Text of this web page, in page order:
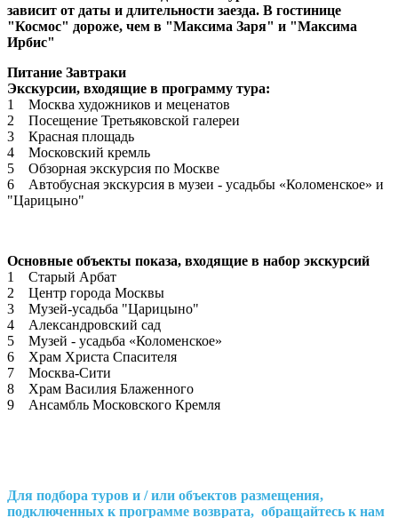
зависит от даты и длительности заезда. В гостинице
"Космос" дороже, чем в "Максима Заря" и "Максима
Ирбис"
Питание Завтраки
Экскурсии, входящие в программу тура:
1 Москва художников и меценатов
2 Посещение Третьяковской галереи
3 Красная площадь
4 Московский кремль
5 Обзорная экскурсия по Москве
6 Автобусная экскурсия в музеи - усадьбы «Коломенское» и
"Царицыно"
Основные объекты показа, входящие в набор экскурсий
1 Старый Арбат
2 Центр города Москвы
3 Музей-усадьба "Царицыно"
4 Александровский сад
5 Музей - усадьба «Коломенское»
6 Храм Христа Спасителя
7 Москва-Сити
8 Храм Василия Блаженного
9 Ансамбль Московского Кремля
Для подбора туров и / или объектов размещения,
подключенных к программе возврата, обращайтесь к нам